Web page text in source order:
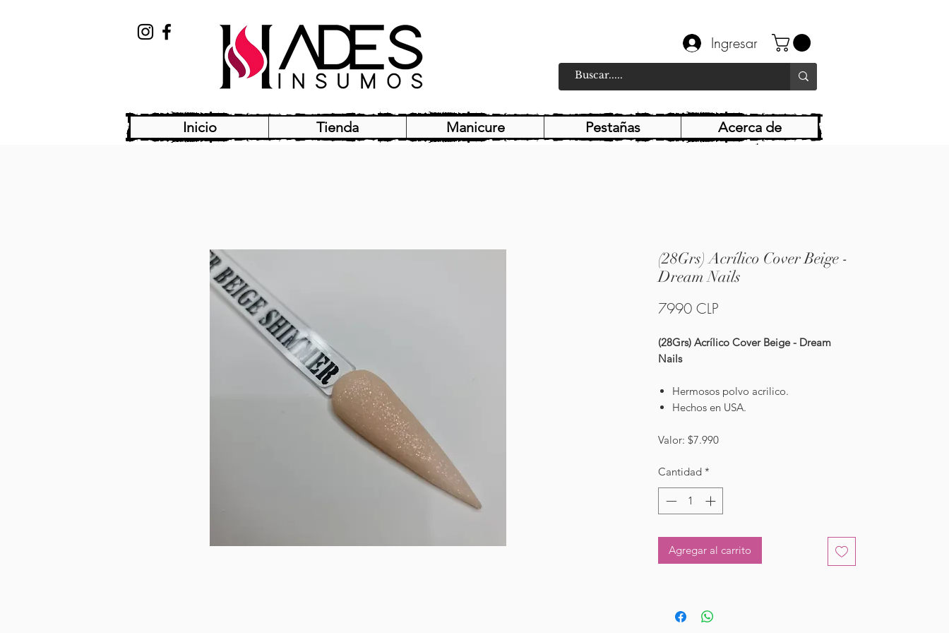
Ingresar
Inicio Tienda Manicure Pestañas Acerca de
(28Grs) Acrílico Cover Beige -
Dream Nails
7990 CLPPrecio
(28Grs) Acrílico Cover Beige - Dream
Nails
Hermosos polvo acrilico.
Hechos en USA.
Valor: $7.990
Cantidad *
Agregar al carrito